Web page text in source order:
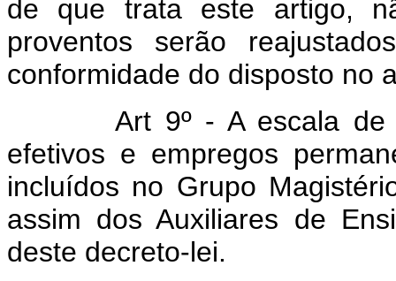
de que trata este artigo,
proventos serão
conformidade do disposto no
Art 9º - A escala de
efetivos e empregos
incluídos no Grupo
assim dos Auxiliares de
deste decreto-lei.